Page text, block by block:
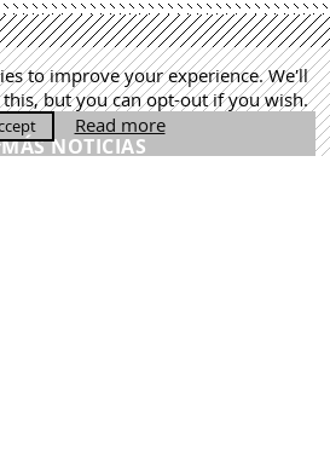
MÁS NOTICIAS
to improve your experience. We'll
but you can opt-out if you wish.
Read more